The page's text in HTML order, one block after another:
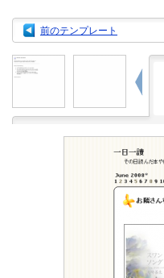
前のテンプレート